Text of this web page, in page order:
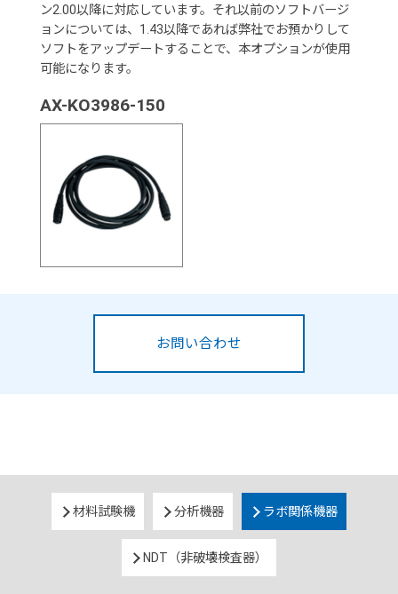
ン2.00以降に対応しています。それ以前のソフトバージ
ョンについては、1.43以降であれば弊社でお預かりして
ソフトをアップデートすることで、本オプションが使用
可能になります。
AX-KO3986-150
お問い合わせ
材料試験機 分析機器 ラボ関係機器
NDT（非破壊検査器）